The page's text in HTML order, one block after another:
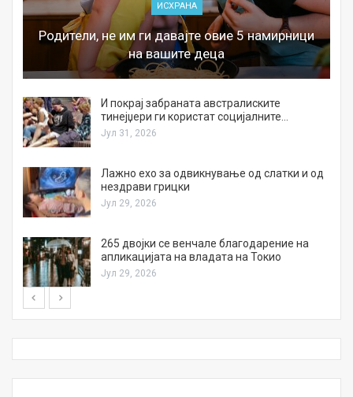
ИСХРАНА
Родители, не им ги давајте овие 5 намирници
на вашите деца
И покрај забраната австралиските
тинејџери ги користат социјалните…
Јул 31, 2026
Лажно ехо за одвикнување од слатки и од
нездрави грицки
Јул 29, 2026
265 двојки се венчале благодарение на
апликацијата на владата на Токио
Јул 29, 2026